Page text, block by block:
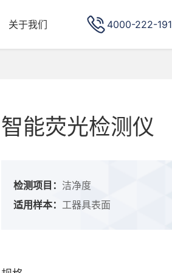
关于我们 4000-222-191
智能荧光检测仪
检测项目： 洁净度
适用样本： 工器具表面